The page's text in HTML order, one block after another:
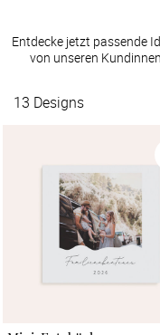
Entdecke jetzt passende
von unseren
13 Designs